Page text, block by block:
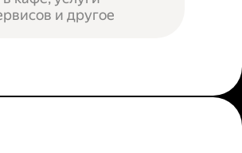
и другое